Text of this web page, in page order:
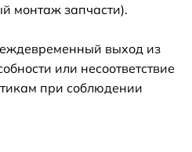
монтаж запчасти).
выход из
или несоответствие
при соблюдении